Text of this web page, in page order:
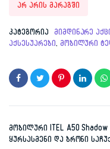
არ არის მარაგში
კატეგორია მიმდინარე
აქსესუარები, მობილური
მობილური ITEL A50 Shadow
ყურსასმენი და ბრონი